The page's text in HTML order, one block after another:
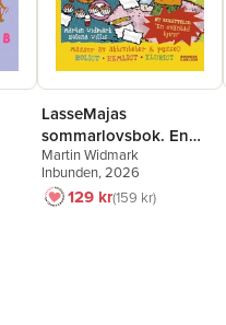
LasseMajas
sommarlovsbok. En
oväntad tjuv
Martin Widmark
Inbunden, 2026
129 kr159 kr